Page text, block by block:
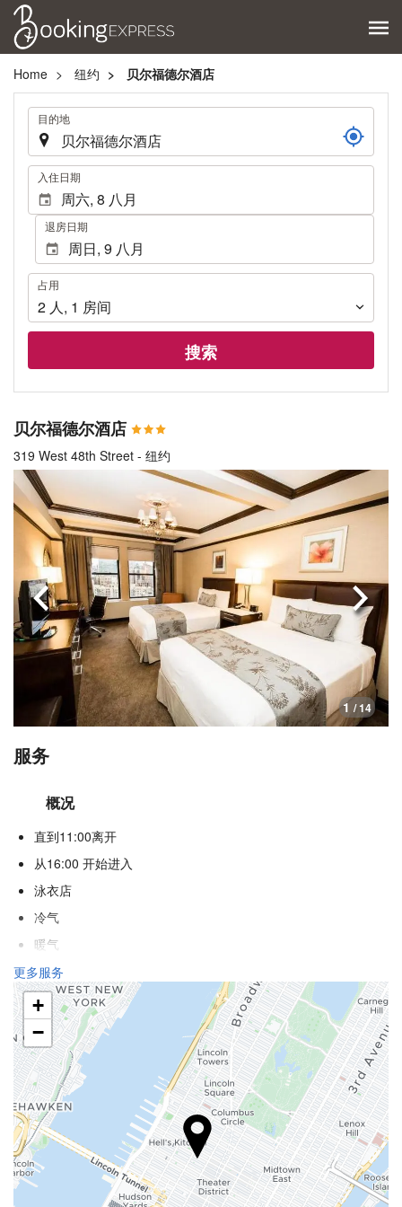
Home 纽约 贝尔福德尔酒店
. 目的地
. 入住日期
退房日期
占
用
占用
2 人, 1 房间
搜索
贝尔福德尔酒店
319 West 48th Street - 纽约
1 / 14
上一页 下一
服务
概况
直到11:00离开
从16:00 开始进入
泳衣店
冷气
暖气
电梯
残疾人专用入口
适用于有视力障碍的人群
适用于有听力障碍的人群
不吸烟房
酒店各处禁烟
不允许宠物
接待服务
更多服务
+
−